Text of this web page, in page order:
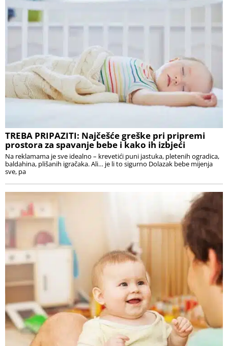
TREBA PRIPAZITI: Najčešće greške pri pripremi
prostora za spavanje bebe i kako ih izbjeći
Na reklamama je sve idealno – krevetići puni jastuka, pletenih ogradica,
baldahina, plišanih igračaka. Ali… je li to sigurno Dolazak bebe mijenja
sve, pa